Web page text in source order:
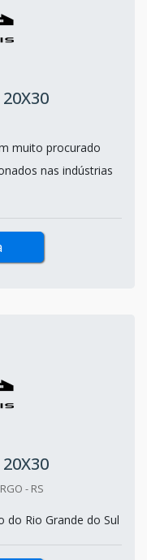
muito procurado
nas indústrias
- RS
Rio Grande do Sul